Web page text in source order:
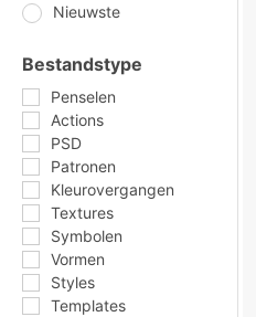
Nieuwste
Bestandstype
Penselen
Actions
PSD
Patronen
Kleurovergangen
Textures
Symbolen
Vormen
Styles
Templates